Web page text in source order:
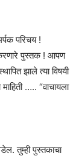
परिचय !
करणारे पुस्तक ! आपण
झाले त्या विषयी
….. “वाचायला
तुम्ही पुस्तकाचा